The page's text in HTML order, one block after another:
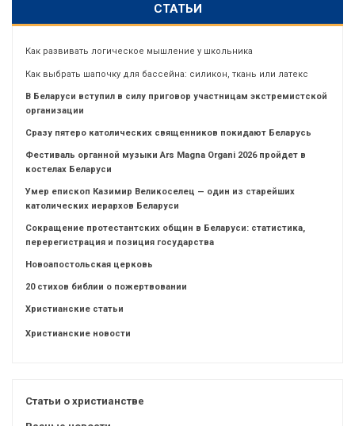
СТАТЬИ
Как развивать логическое мышление у школьника
Как выбрать шапочку для бассейна: силикон, ткань или латекс
В Беларуси вступил в силу приговор участницам экстремистской
организации
Сразу пятеро католических священников покидают Беларусь
Фестиваль органной музыки Ars Magna Organi 2026 пройдет в
костелах Беларуси
Умер епископ Казимир Великоселец — один из старейших
католических иерархов Беларуси
Сокращение протестантских общин в Беларуси: статистика,
перерегистрация и позиция государства
Новоапостольская церковь
20 стихов библии о пожертвовании
Христианские статьи
Христианские новости
Статьи о христианстве